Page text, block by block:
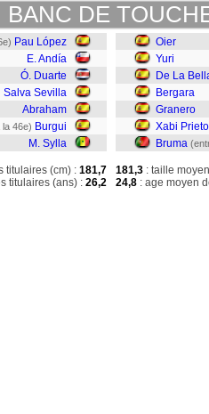
BANC DE
Pau López
E. Andía
Ó. Duarte
Salva Sevilla
Abraham
46e) Burgui
M. Sylla
titulaires (cm) : 181,7
titulaires (ans) : 26,2
Oier
Yuri
De La
Bergara
Granero
Xabi Prieto
Bruma
181,3 : taille
24,8 : age moyen